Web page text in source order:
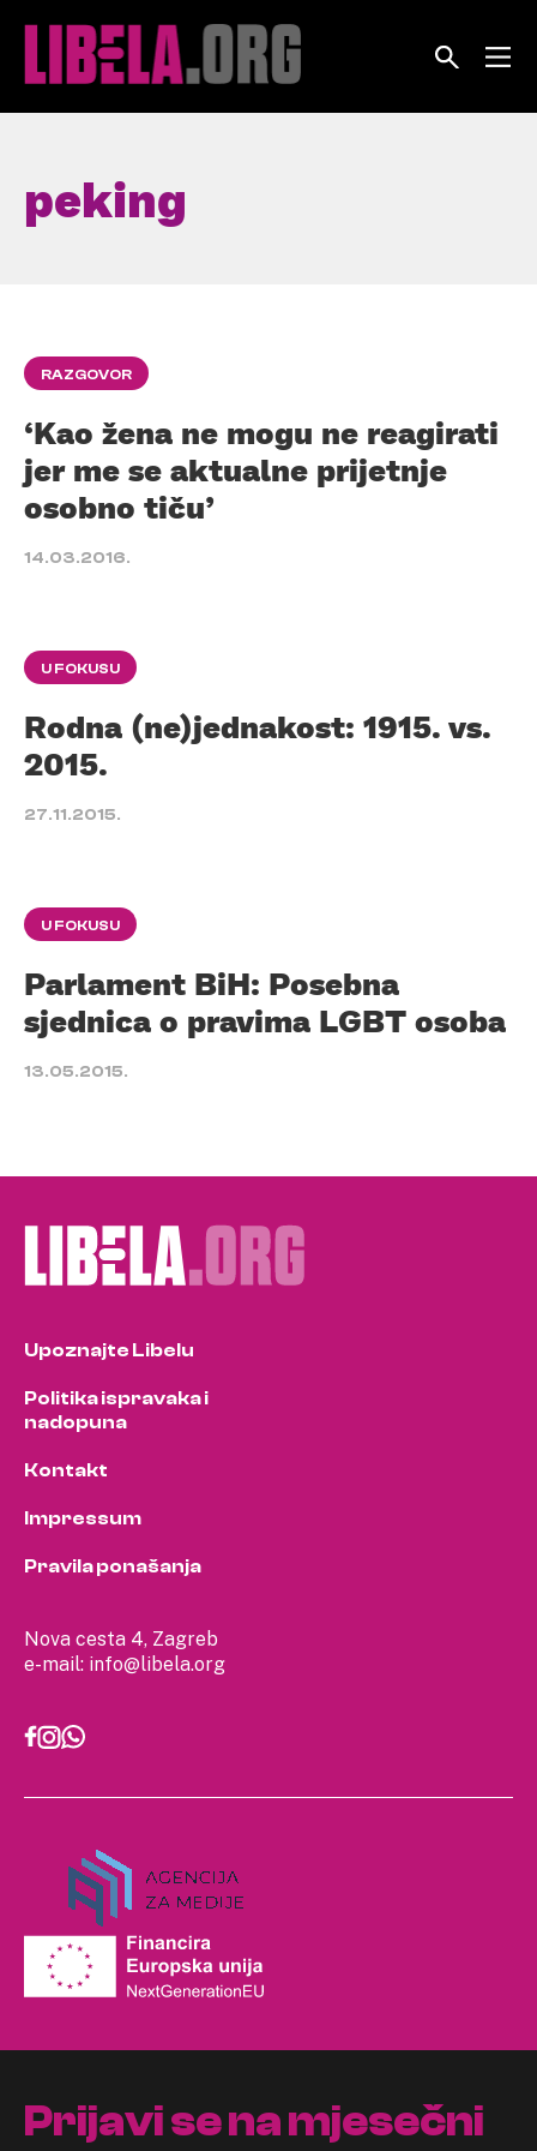
peking
RAZGOVOR
‘Kao žena ne mogu ne reagirati
jer me se aktualne prijetnje
osobno tiču’
14.03.2016.
U FOKUSU
Rodna (ne)jednakost: 1915. vs.
2015.
27.11.2015.
U FOKUSU
Parlament BiH: Posebna
sjednica o pravima LGBT osoba
13.05.2015.
Nova cesta 4, Zagreb
e-mail: info@libela.org
Upoznajte Libelu
Politika ispravaka i
nadopuna
Kontakt
Impressum
Pravila ponašanja
Prijavi se na mjesečni